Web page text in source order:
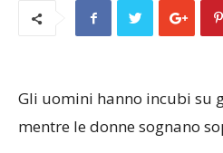
Gli uomini hanno incubi su
mentre le donne sognano